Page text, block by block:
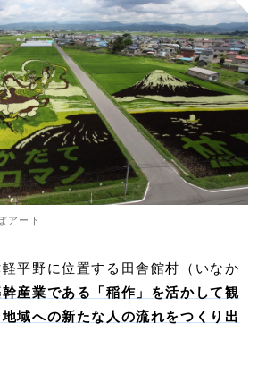
アート
平野に位置する田舎館村（いなか
産業である「稲作」を活かして観
域への新たな人の流れをつくり出